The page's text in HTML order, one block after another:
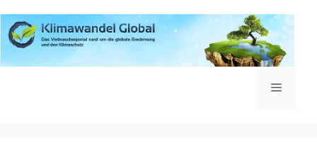
Inhalt
springen
Menü